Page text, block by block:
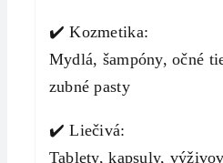
✔️ Kozmetika:
Mydlá, šampóny, očné
zubné pasty
✔️ Liečivá:
Tablety, kapsuly,